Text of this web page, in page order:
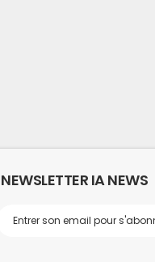
NEWSLETTER IA NEWS